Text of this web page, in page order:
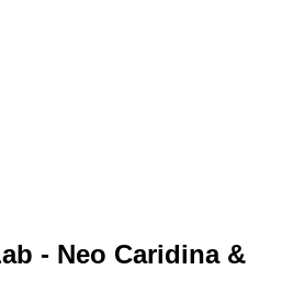
- Neo Caridina &